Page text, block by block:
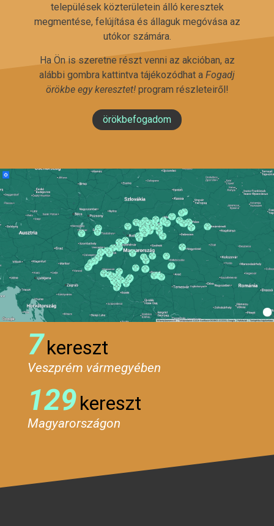
települések közterületein álló keresztek
megmentése, felújítása és állaguk megóvása az
utókor számára.
Ha Ön is szeretne részt venni az akcióban, az
alábbi gombra kattintva tájékozódhat a Fogadj
örökbe egy keresztet!program részleteiről!
örökbefogadom
7kereszt
Veszprém vármegyében
129kereszt
Magyarországon